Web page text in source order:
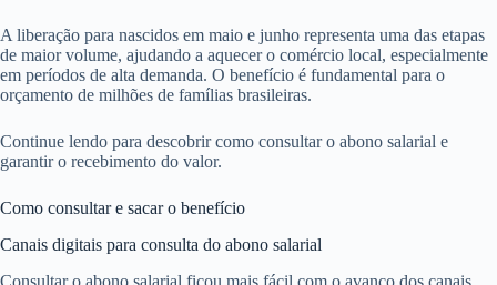
A liberação para nascidos em maio e junho representa uma das etapas
de maior volume, ajudando a aquecer o comércio local, especialmente
em períodos de alta demanda. O benefício é fundamental para o
orçamento de milhões de famílias brasileiras.
Continue lendo para descobrir como consultar o abono salarial e
garantir o recebimento do valor.
Como consultar e sacar o benefício
Canais digitais para consulta do abono salarial
Consultar o abono salarial ficou mais fácil com o avanço dos canais